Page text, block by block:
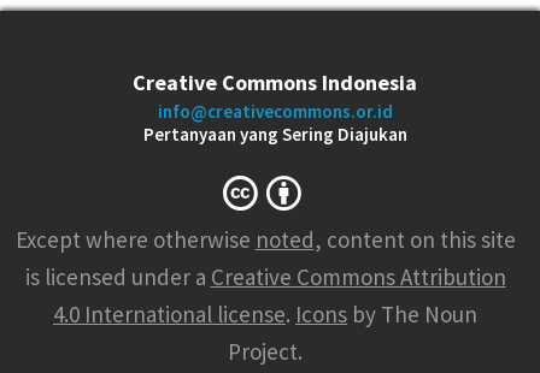
Creative Commons Indonesia
info@creativecommons.or.id
Pertanyaan yang Sering Diajukan
Except where otherwise noted, content on this site
is licensed under a Creative Commons Attribution
4.0 International license. Icons by The Noun
Project.